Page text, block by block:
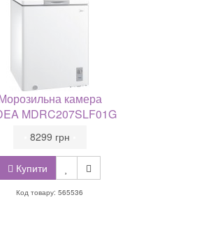
камера
MDRC207SLF01G
Купити
8299 грн
Код товару: 565536